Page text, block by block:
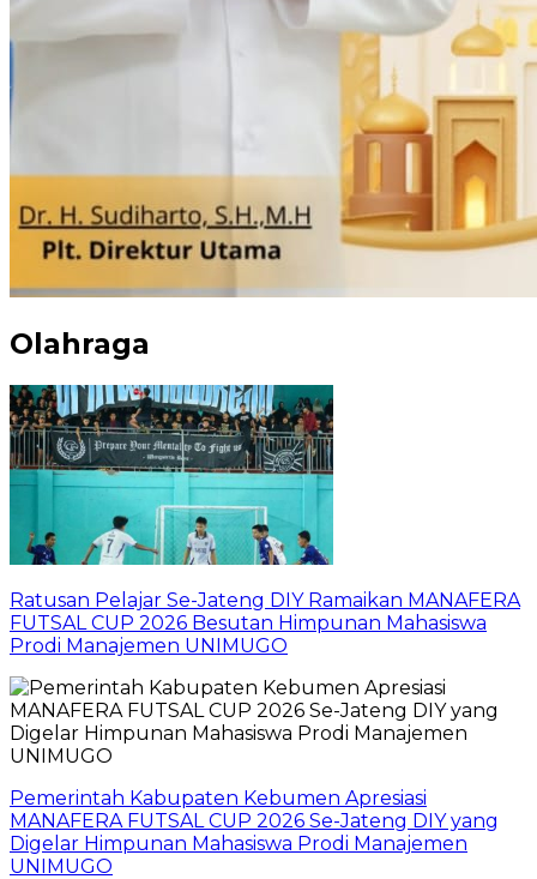
Olahraga
Ratusan Pelajar Se-Jateng DIY Ramaikan MANAFERA
FUTSAL CUP 2026 Besutan Himpunan Mahasiswa
Prodi Manajemen UNIMUGO
Pemerintah Kabupaten Kebumen Apresiasi
MANAFERA FUTSAL CUP 2026 Se-Jateng DIY yang
Digelar Himpunan Mahasiswa Prodi Manajemen
UNIMUGO